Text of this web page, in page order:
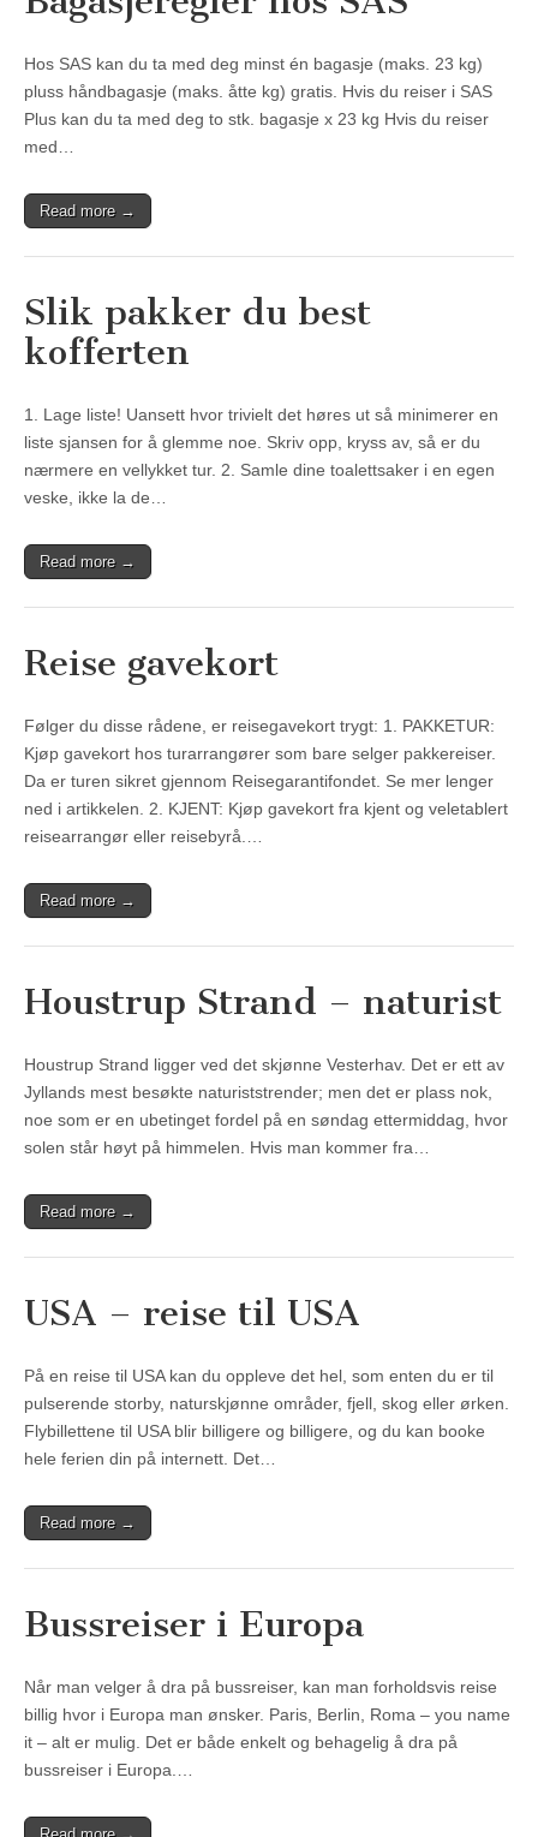
Hos SAS kan du ta med deg minst én bagasje (maks. 23 kg)
pluss håndbagasje (maks. åtte kg) gratis. Hvis du reiser i SAS
Plus kan du ta med deg to stk. bagasje x 23 kg Hvis du reiser
med…
Read more →
Slik pakker du best
kofferten
1. Lage liste! Uansett hvor trivielt det høres ut så minimerer en
liste sjansen for å glemme noe. Skriv opp, kryss av, så er du
nærmere en vellykket tur. 2. Samle dine toalettsaker i en egen
veske, ikke la de…
Read more →
Reise gavekort
Følger du disse rådene, er reisegavekort trygt: 1. PAKKETUR:
Kjøp gavekort hos turarrangører som bare selger pakkereiser.
Da er turen sikret gjennom Reisegarantifondet. Se mer lenger
ned i artikkelen. 2. KJENT: Kjøp gavekort fra kjent og veletablert
reisearrangør eller reisebyrå.…
Read more →
Houstrup Strand – naturist
Houstrup Strand ligger ved det skjønne Vesterhav. Det er ett av
Jyllands mest besøkte naturiststrender; men det er plass nok,
noe som er en ubetinget fordel på en søndag ettermiddag, hvor
solen står høyt på himmelen. Hvis man kommer fra…
Read more →
USA – reise til USA
På en reise til USA kan du oppleve det hel, som enten du er til
pulserende storby, naturskjønne områder, fjell, skog eller ørken.
Flybillettene til USA blir billigere og billigere, og du kan booke
hele ferien din på internett. Det…
Read more →
Bussreiser i Europa
Når man velger å dra på bussreiser, kan man forholdsvis reise
billig hvor i Europa man ønsker. Paris, Berlin, Roma – you name
it – alt er mulig. Det er både enkelt og behagelig å dra på
bussreiser i Europa.…